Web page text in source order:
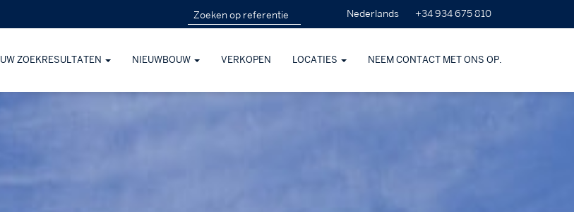
Nederlands +34 934 675 810
UW ZOEKRESULTATEN NIEUWBOUW VERKOPEN LOCATIES NEEM CONTACT MET ONS OP.